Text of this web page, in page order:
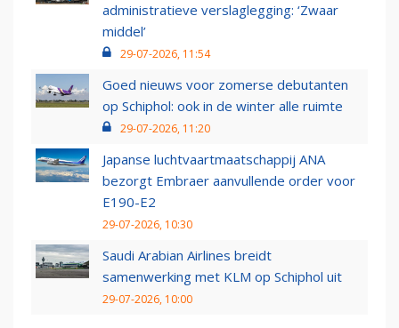
administratieve verslaglegging: ‘Zwaar
middel’
29-07-2026, 11:54
Goed nieuws voor zomerse debutanten
op Schiphol: ook in de winter alle ruimte
29-07-2026, 11:20
Japanse luchtvaartmaatschappij ANA
bezorgt Embraer aanvullende order voor
E190-E2
29-07-2026, 10:30
Saudi Arabian Airlines breidt
samenwerking met KLM op Schiphol uit
29-07-2026, 10:00